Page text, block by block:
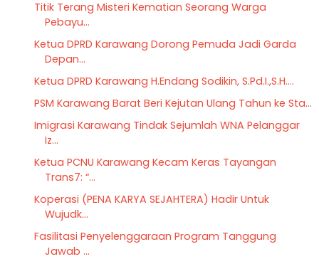
Titik Terang Misteri Kematian Seorang Warga
Pebayu...
Ketua DPRD Karawang Dorong Pemuda Jadi Garda
Depan...
Ketua DPRD Karawang H.Endang Sodikin, S.Pd.I.,S.H....
PSM Karawang Barat Beri Kejutan Ulang Tahun ke Sta...
Imigrasi Karawang Tindak Sejumlah WNA Pelanggar
Iz...
Ketua PCNU Karawang Kecam Keras Tayangan
Trans7: “...
Koperasi (PENA KARYA SEJAHTERA) Hadir Untuk
Wujudk...
Fasilitasi Penyelenggaraan Program Tanggung
Jawab ...